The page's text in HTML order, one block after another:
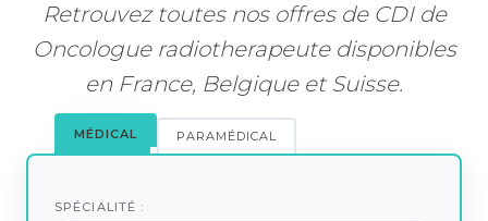
Retrouvez toutes nos offres de CDI de
Oncologue radiotherapeute disponibles
en France, Belgique et Suisse.
MÉDICAL PARAMÉDICAL
SPÉCIALITÉ :